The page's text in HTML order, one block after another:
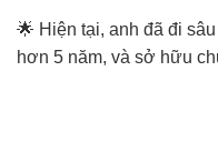
🌟 Hiện tại, anh đã đi
hơn 5 năm, và sở hữu